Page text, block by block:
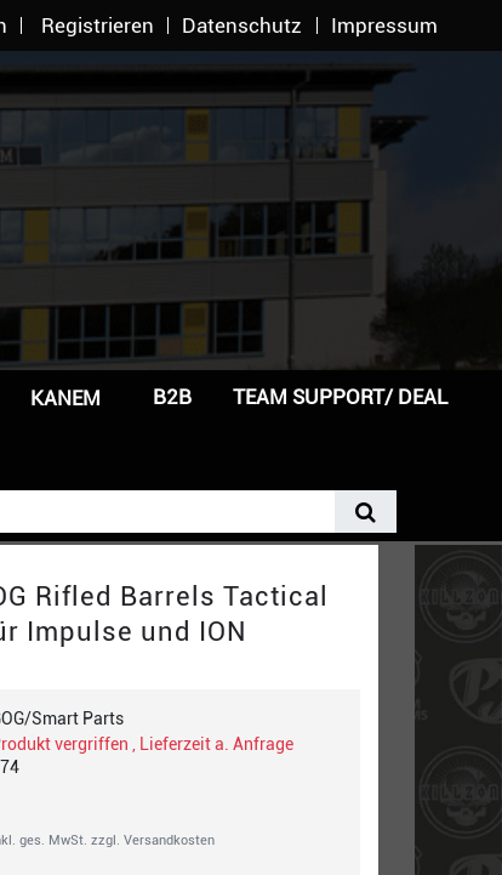
Registrieren Datenschutz Impressum
KANEM B2B TEAM SUPPORT/ DEAL
Rifled Barrels Tactical
Impulse und ION
Smart Parts
vergriffen , Lieferzeit a. Anfrage
ges. MwSt. zzgl. Versandkosten